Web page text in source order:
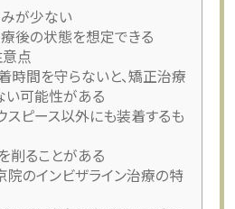
が少ない
療後の状態を想定できる
意点
時間を守らないと、矯正治療
い可能性がある
スピース以外にも装着するも
削ることがある
のインビザライン治療の特